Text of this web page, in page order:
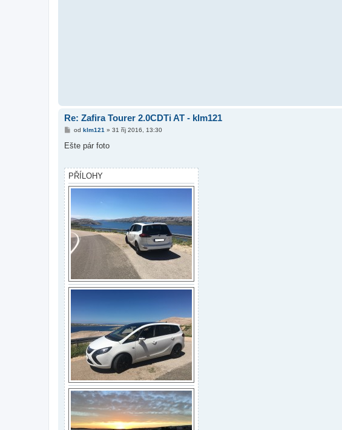
Re: Zafira Tourer 2.0CDTi AT - klm121
P
í
v
e
k
od klm121 » 31 říj 2016, 13:30
Ešte pár foto
PŘÍLOHY